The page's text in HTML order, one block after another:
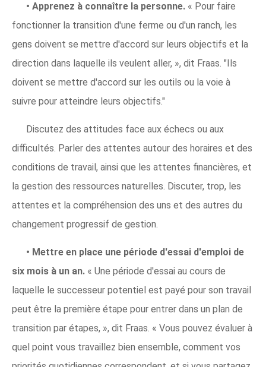
• Apprenez à connaître la personne. « Pour faire
fonctionner la transition d'une ferme ou d'un ranch, les
gens doivent se mettre d'accord sur leurs objectifs et la
direction dans laquelle ils veulent aller, », dit Fraas. "Ils
doivent se mettre d'accord sur les outils ou la voie à
suivre pour atteindre leurs objectifs."
Discutez des attitudes face aux échecs ou aux
difficultés. Parler des attentes autour des horaires et des
conditions de travail, ainsi que les attentes financières, et
la gestion des ressources naturelles. Discuter, trop, les
attentes et la compréhension des uns et des autres du
changement progressif de gestion.
• Mettre en place une période d'essai d'emploi de
six mois à un an. « Une période d'essai au cours de
laquelle le successeur potentiel est payé pour son travail
peut être la première étape pour entrer dans un plan de
transition par étapes, », dit Fraas. « Vous pouvez évaluer à
quel point vous travaillez bien ensemble, comment vos